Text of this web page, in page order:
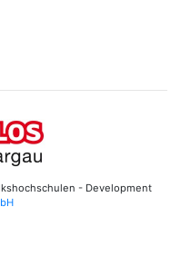
- Development